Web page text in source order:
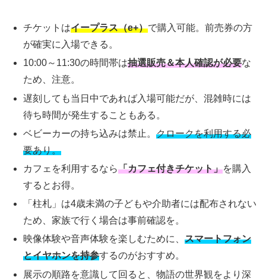
チケットはイープラス（e+）で購入可能。前売券の方
が確実に入場できる。
10:00～11:30の時間帯は抽選販売＆本人確認が必要な
ため、注意。
遅刻しても当日中であれば入場可能だが、混雑時には
待ち時間が発生することもある。
ベビーカーの持ち込みは禁止。クロークを利用する必
要あり。
カフェを利用するなら「カフェ付きチケット」を購入
するとお得。
「柱札」は4歳未満の子どもや介助者には配布されない
ため、家族で行く場合は事前確認を。
映像体験や音声体験を楽しむために、スマートフォン
とイヤホンを持参するのがおすすめ。
展示の順路を意識して回ると、物語の世界観をより深